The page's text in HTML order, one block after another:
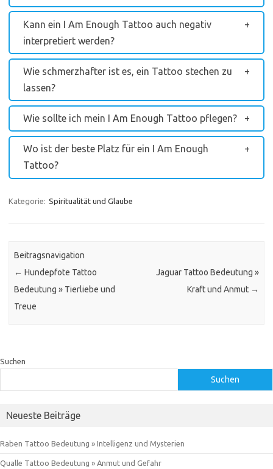
Kann ein I Am Enough Tattoo auch negativ
interpretiert werden?
Wie schmerzhafter ist es, ein Tattoo stechen zu
lassen?
Wie sollte ich mein I Am Enough Tattoo pflegen?
Wo ist der beste Platz für ein I Am Enough
Tattoo?
Kategorie: Spiritualität und Glaube
Beitragsnavigation
← Hundepfote Tattoo
Bedeutung » Tierliebe und
Treue
Jaguar Tattoo Bedeutung »
Kraft und Anmut →
Suchen
Suchen
Neueste Beiträge
Raben Tattoo Bedeutung » Intelligenz und Mysterien
Qualle Tattoo Bedeutung » Anmut und Gefahr